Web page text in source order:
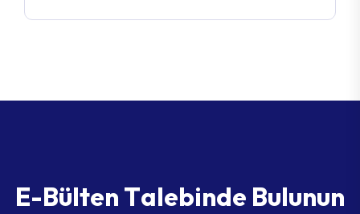
E-Bülten Talebinde Bulunun